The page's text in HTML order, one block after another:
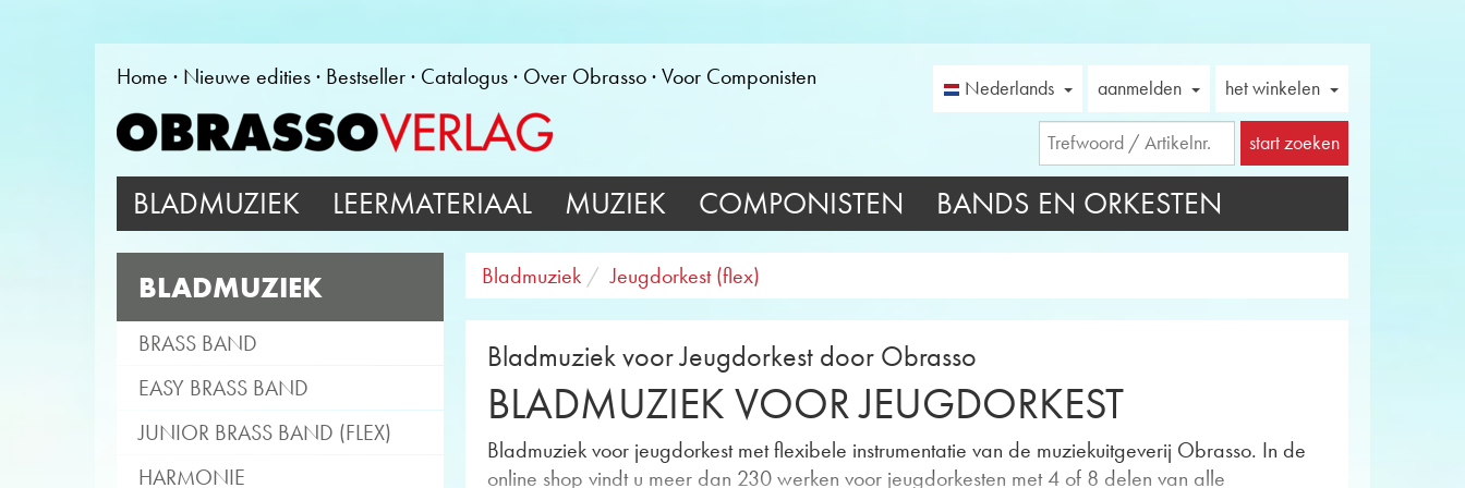
Home Nieuwe edities Bestseller Catalogus Over Obrasso Voor Componisten Nederlands aanmelden het winkelen
start zoeken
BLADMUZIEK LEERMATERIAAL MUZIEK COMPONISTEN BANDS EN ORKESTEN
BLADMUZIEK
BRASS BAND
EASY BRASS BAND
JUNIOR BRASS BAND (FLEX)
HARMONIE
Bladmuziek Jeugdorkest (flex)
Bladmuziek voor Jeugdorkest door Obrasso
BLADMUZIEK VOOR JEUGDORKEST
Bladmuziek voor jeugdorkest met flexibele instrumentatie van de muziekuitgeverij Obrasso. In de
online shop vindt u meer dan 230 werken voor jeugdorkesten met 4 of 8 delen van alle